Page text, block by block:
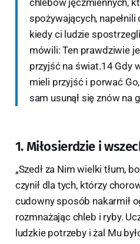
spożywających,
kiedy ci ludzie
mówili: Ten prawdziwie
przyjść na świat.14 Gdy
mieli przyjść i porwać
sam usunął się znów na
1. Miłosierdzie i
„Szedł za Nim wielki tłum,
czynił dla tych, którzy
cudowny sposób nakarmił
rozmnażając chleb i ryby.
ludzkie potrzeby i żal Mu